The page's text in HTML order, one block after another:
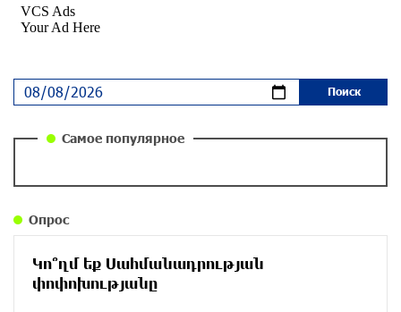
парламентского бойкота оппозиции - пустая
повестка дня? «Паст»
около одного месяца назад
Размик Марукян стал обладателем бронзовой
Самое популярное
Опрос
Կո՞ղմ եք Սահմանադրության
փոփոխությանը